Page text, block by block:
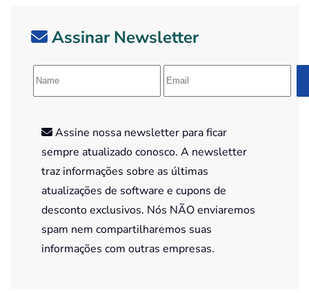
Assinar Newsletter
Assine nossa newsletter para ficar
sempre atualizado conosco. A newsletter
traz informações sobre as últimas
atualizações de software e cupons de
desconto exclusivos. Nós NÃO enviaremos
spam nem compartilharemos suas
informações com outras empresas.